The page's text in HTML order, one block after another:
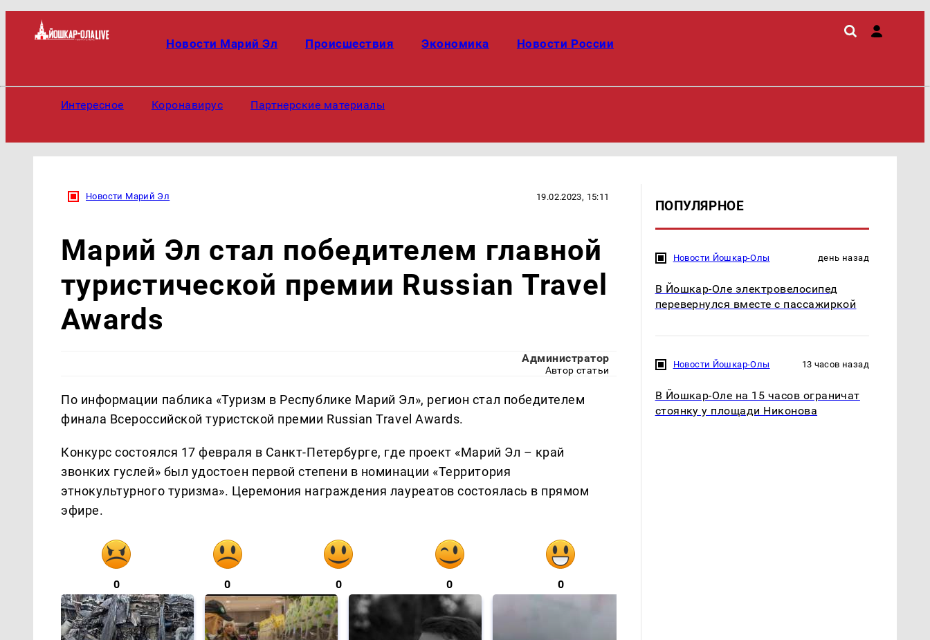
Новости Марий Эл Происшествия Экономика Новости России
Интересное Коронавирус Партнерские материалы
Новости Марий Эл 19.02.2023, 15:11
Марий Эл стал победителем главной
туристической премии Russian Travel
Awards
Администратор
Автор статьи
По информации паблика «Туризм в Республике Марий Эл», регион стал победителем
финала Всероссийской туристской премии Russian Travel Awards.
Конкурс состоялся 17 февраля в Санкт-Петербурге, где проект «Марий Эл – край
звонких гуслей» был удостоен первой степени в номинации «Территория
этнокультурного туризма». Церемония награждения лауреатов состоялась в прямом
эфире.
0 0 0 0 0
ПОПУЛЯРНОЕ
Новости Йошкар-Олы день назад
В Йошкар-Оле электровелосипед
перевернулся вместе с пассажиркой
Новости Йошкар-Олы 13 часов назад
В Йошкар-Оле на 15 часов ограничат
стоянку у площади Никонова